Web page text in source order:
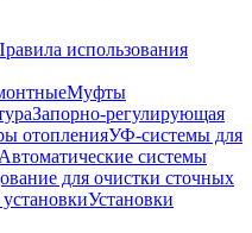
использования
Муфты
Запорно-регулирующая
отопленияУФ-системы для
Автоматические системы
для очистки сточных
Установки